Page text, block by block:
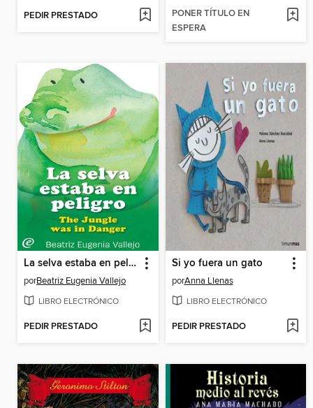
PEDIR PRESTADO
PONER TÍTULO EN
ESPERA
La selva estaba en peligro / The Jungle was in Danger
porBeatriz Eugenia Vallejo
LIBRO ELECTRÓNICO
PEDIR PRESTADO
Si yo fuera un gato
porAnna Llenas
LIBRO ELECTRÓNICO
PEDIR PRESTADO